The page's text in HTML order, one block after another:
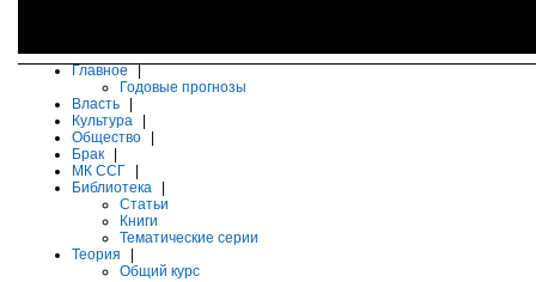
Главное
Годовые прогнозы
Власть
Культура
Общество
Брак
МК ССГ
Библиотека
Статьи
Книги
Тематические серии
Теория
Общий курс